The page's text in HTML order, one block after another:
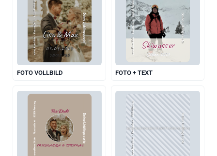
www.likoer24.de  ·  Flurstraße 6  ·  85354 Freising Lisa & Max
05.09.2025
UNSER TAG
Deine Lieblingssorte
FOTO VOLLBILD
www.likoer24.de  ·  Flurstraße 6  ·  85354 Freising Deine Lieblingssorte
Skiwasser
Sölden 2027
FOTO + TEXT
www.likoer24.de  ·  Flurstraße 6  ·  85354 Freising Für Dich!
MICHAELA & THOMAS
Deine Lieblingssorte www.likoer24.de  ·  Flurstraße 6  ·  85354 Freising
LADE DEIN EIGENES ETIKETT-DESIGN HOCH
Deine Lieblingssorte